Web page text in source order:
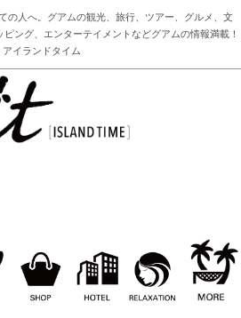
の人へ。グアムの観光、旅行、ツアー、グルメ、文
ング、エンターテイメントなどグアムの情報満載！
アイランドタイム